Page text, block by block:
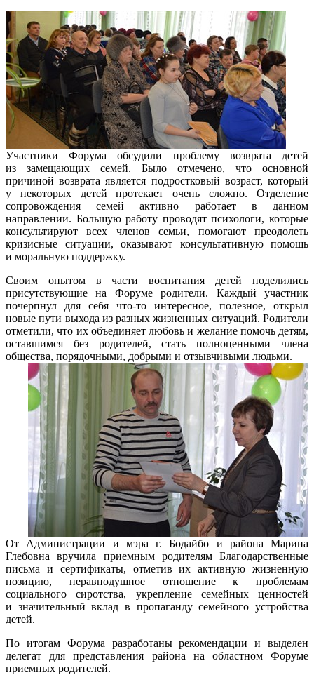
Участники Форума обсудили проблему возврата детей
из замещающих семей. Было отмечено, что основной
причиной возврата является подростковый возраст, который
у некоторых детей протекает очень сложно. Отделение
сопровождения семей активно работает в данном
направлении. Большую работу проводят психологи, которые
консультируют всех членов семьи, помогают преодолеть
кризисные ситуации, оказывают консультативную помощь
и моральную поддержку.
Своим опытом в части воспитания детей поделились
присутствующие на Форуме родители. Каждый участник
почерпнул для себя что-то интересное, полезное, открыл
новые пути выхода из разных жизненных ситуаций. Родители
отметили, что их объединяет любовь и желание помочь детям,
оставшимся без родителей, стать полноценными члена
общества, порядочными, добрыми и отзывчивыми людьми.
От Администрации и мэра г. Бодайбо и района Марина
Глебовна вручила приемным родителям Благодарственные
письма и сертификаты, отметив их активную жизненную
позицию, неравнодушное отношение к проблемам
социального сиротства, укрепление семейных ценностей
и значительный вклад в пропаганду семейного устройства
детей.
По итогам Форума разработаны рекомендации и выделен
делегат для представления района на областном Форуме
приемных родителей.